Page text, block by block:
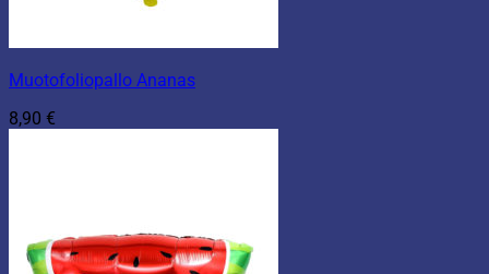
Muotofoliopallo Ananas
8,90 €